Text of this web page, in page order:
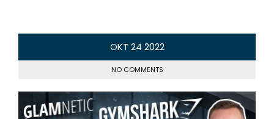
OKT 24 2022
NO COMMENTS